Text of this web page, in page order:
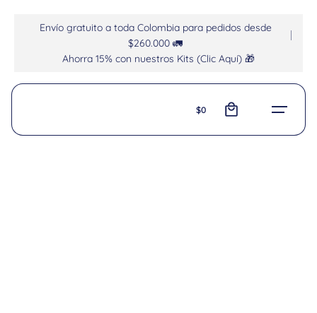
Envío gratuito a toda Colombia para pedidos desde
$260.000 🚛
Ahorra 15% con nuestros Kits (Clic Aquí) 🎁
$0